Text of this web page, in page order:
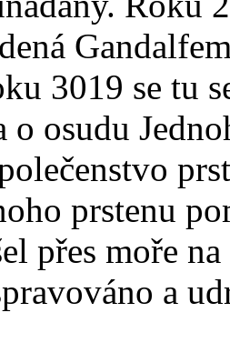
3019 se tu
osudu
prstenu
přes moře
a